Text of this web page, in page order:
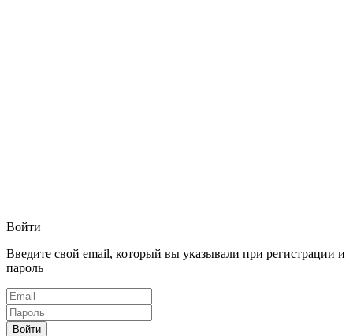
Войти
Введите свой email, который вы указывали при регистрации и
пароль
Войти